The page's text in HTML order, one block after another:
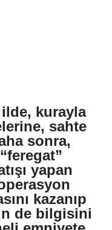
kurayla
sahte
sonra,
yapan
kazanıp
de bilgisini